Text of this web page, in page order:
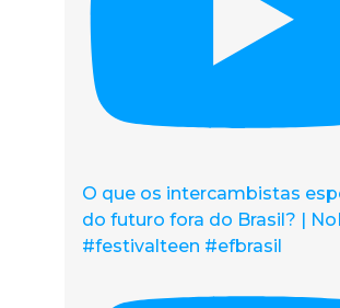
O que os intercambistas
do futuro fora do Brasil? |
#festivalteen #efbrasil